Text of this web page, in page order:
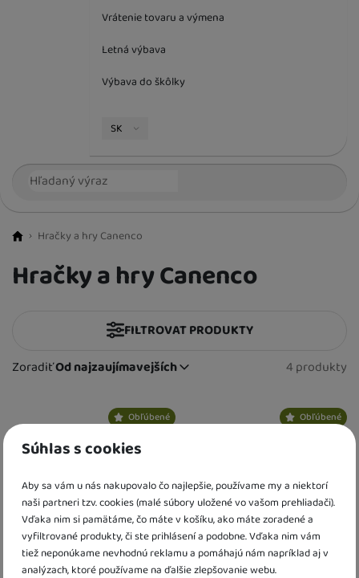
Súhlas s cookies
Aby sa vám u nás nakupovalo čo najlepšie, používame my a niektorí
naši partneri tzv. cookies (malé súbory uložené vo vašom prehliadači).
Vďaka nim si pamätáme, čo máte v košíku, ako máte zoradené a
vyfiltrované produkty, či ste prihlásení a podobne. Vďaka nim vám
tiež neponúkame nevhodnú reklamu a pomáhajú nám napríklad aj v
analýzach, ktoré používame na ďalšie zlepšovanie webu.
Vrátenie tovaru a výmena
Letná výbava
Výbava do škôlky
Jazyková verzia
SK
Vyhľadávanie
Hračky a hry Canenco
Hračky a hry Canenco
ZoradiťOd najzaujímavejších
Najdrahšie
Od najpredávanejších
Od najzaujímavejších 4 produkty
FILTROVAT PRODUKTY
Cena(€)
až
pre chlapcov (1)
pre dievčatá (2)
Vek detí
3 roky (2)
5 rokov 2
6 rokov (2)
Materiál hračky
plastové (2)
drevené (1)
papierové (1)
Dostupnost
Skladom (1)
K dispozícii (3)
Extra
Akce (4)
Produkty Obľúbené Obľúbené